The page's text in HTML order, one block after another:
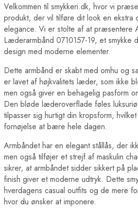
Velkommen til smykkeri.dk, hvor vi
produkt, der vil tilføre dit look en ekstra
elegance. Vi er stolte af at præsentere
Læderarmbånd 0710157-19, et smykke
design med moderne elementer.
Dette armbånd er skabt med omhu og
er lavet af højkvalitets læder, som ikke
men også giver en behagelig pasform
Den bløde læderoverflade føles
tilpasser sig hurtigt din kropsform,
fornøjelse at bære hele dagen.
Armbåndet har en elegant stållås, der
men også tilføjer et strejf af maskulin
sikrer, at armbåndet sidder sikkert på
finish giver et moderne udtryk. Dette
hverdagens casual outfits og de mere
hvor du ønsker at imponere.